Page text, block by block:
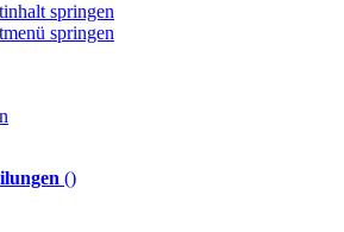
springen
springen
()